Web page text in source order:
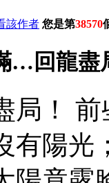
該作者 您是第38570
…回龍盡
局！
有陽光